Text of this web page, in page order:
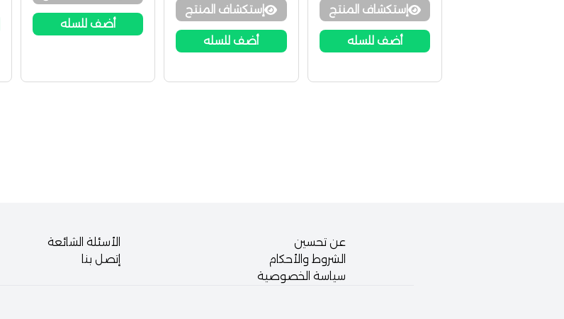
إستكشاف المنتج
أضف للسله
إستكشاف المنتج
أضف للسله
أضف للسله
عن تحسين
الشروط والأحكام
سياسة الخصوصية
الأسئلة الشائعة
إتصل بنا